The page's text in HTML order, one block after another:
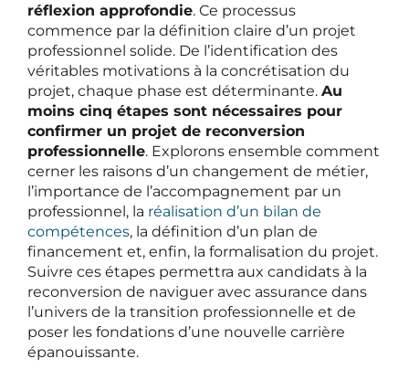
réflexion approfondie. Ce processus
commence par la définition claire d’un projet
professionnel solide. De l’identification des
véritables motivations à la concrétisation du
projet, chaque phase est déterminante. Au
moins cinq étapes sont nécessaires pour
confirmer un projet de reconversion
professionnelle. Explorons ensemble comment
cerner les raisons d’un changement de métier,
l’importance de l’accompagnement par un
professionnel, la réalisation d’un bilan de
compétences, la définition d’un plan de
financement et, enfin, la formalisation du projet.
Suivre ces étapes permettra aux candidats à la
reconversion de naviguer avec assurance dans
l’univers de la transition professionnelle et de
poser les fondations d’une nouvelle carrière
épanouissante.